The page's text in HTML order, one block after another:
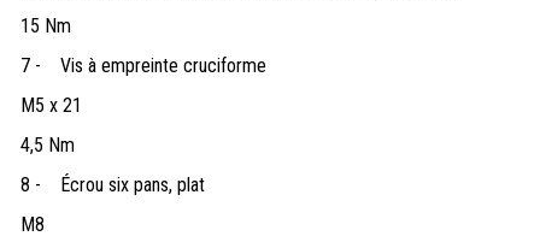
15 Nm
7 -
Vis à empreinte cruciforme
M5 x 21
4,5 Nm
8 -
Écrou six pans, plat
M8